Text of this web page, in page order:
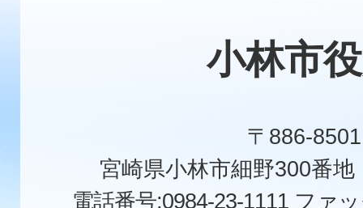
小林市
〒886-8501
宮崎県小林市細野300番
電話番号:0984-23-1111 ファ